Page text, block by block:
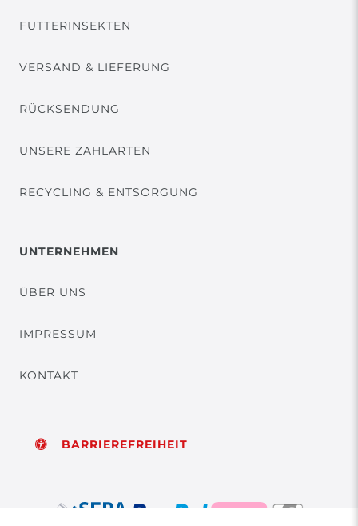
FUTTERINSEKTEN
VERSAND & LIEFERUNG
RÜCKSENDUNG
UNSERE ZAHLARTEN
RECYCLING & ENTSORGUNG
UNTERNEHMEN
ÜBER UNS
IMPRESSUM
KONTAKT
BARRIEREFREIHEIT